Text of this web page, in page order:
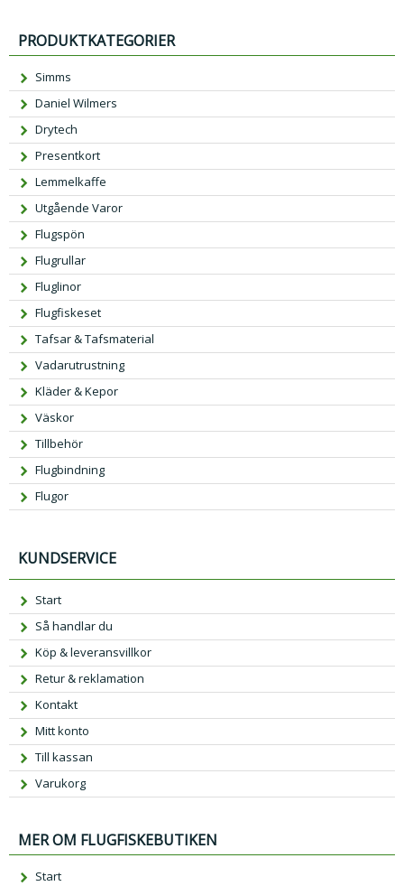
PRODUKTKATEGORIER
Simms
Daniel Wilmers
Drytech
Presentkort
Lemmelkaffe
Utgående Varor
Flugspön
Flugrullar
Fluglinor
Flugfiskeset
Tafsar & Tafsmaterial
Vadarutrustning
Kläder & Kepor
Väskor
Tillbehör
Flugbindning
Flugor
KUNDSERVICE
Start
Så handlar du
Köp & leveransvillkor
Retur & reklamation
Kontakt
Mitt konto
Till kassan
Varukorg
MER OM FLUGFISKEBUTIKEN
Start